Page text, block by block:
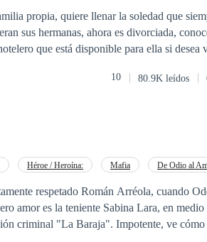
propia, quiere llenar la soledad que
sus hermanas, ahora es divorciada,
que está disponible para ella si desea
a la aventura. ¿Qué hará Elena al estar
10 80.9K leídos
Héroe / Heroína: Mafia
De Odio al
respetado Román Arréola, cuando
amor es la teniente Sabina Lara, en medio
Impotente, ve cómo Román